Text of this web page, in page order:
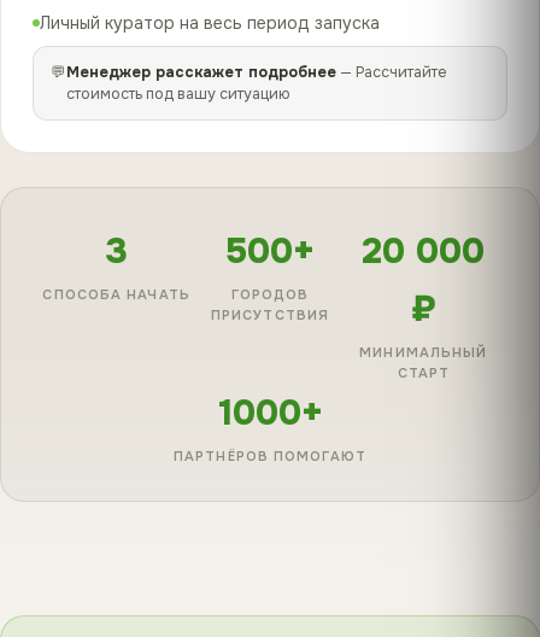
Личный куратор на весь период запуска
💬Менеджер расскажет подробнее — Рассчитайте
стоимость под вашу ситуацию
3
СПОСОБА НАЧАТЬ
500+
ГОРОДОВ
ПРИСУТСТВИЯ
20 000
₽
МИНИМАЛЬНЫЙ
СТАРТ
1000+
ПАРТНЁРОВ ПОМОГАЮТ